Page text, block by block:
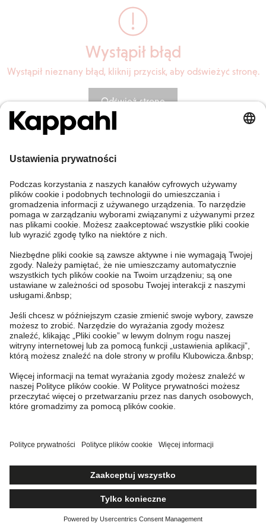
Wystąpił błąd
Wystąpił nieznany błąd, kliknij przycisk, aby odświeżyć stronę.
Odśwież stronę